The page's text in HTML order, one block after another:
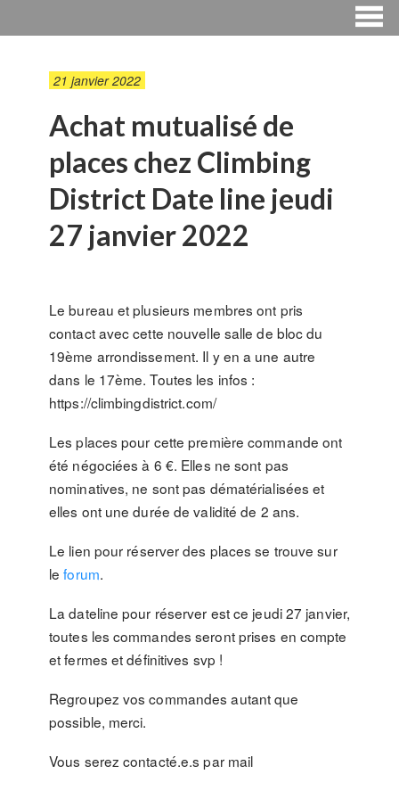
21 janvier 2022
Achat mutualisé de
places chez Climbing
District Date line jeudi
27 janvier 2022
Le bureau et plusieurs membres ont pris
contact avec cette nouvelle salle de bloc du
19ème arrondissement. Il y en a une autre
dans le 17ème. Toutes les infos :
https://climbingdistrict.com/
Les places pour cette première commande ont
été négociées à 6 €. Elles ne sont pas
nominatives, ne sont pas dématérialisées et
elles ont une durée de validité de 2 ans.
Le lien pour réserver des places se trouve sur
leforum.
La dateline pour réserver est ce jeudi 27 janvier,
toutes les commandes seront prises en compte
et fermes et définitives svp !
Regroupez vos commandes autant que
possible, merci.
Vous serez contacté.e.s par mail